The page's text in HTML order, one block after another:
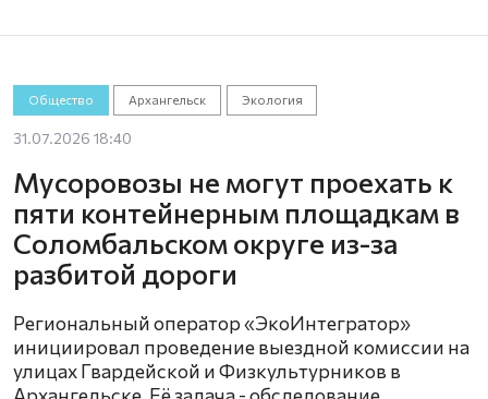
Общество Архангельск Экология
31.07.2026 18:40
Мусоровозы не могут проехать к
пяти контейнерным площадкам в
Соломбальском округе из-за
разбитой дороги
Региональный оператор «ЭкоИнтегратор»
инициировал проведение выездной комиссии на
улицах Гвардейской и Физкультурников в
Архангельске. Её задача - обследование